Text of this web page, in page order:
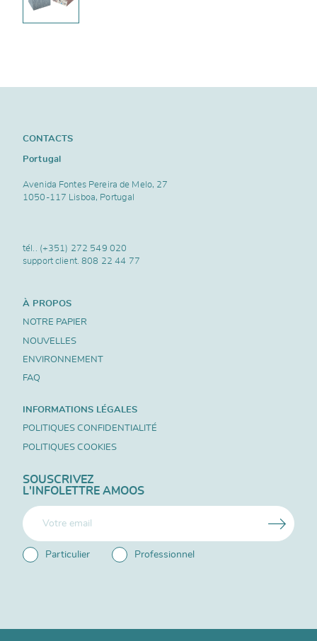
CONTACTS
Portugal
Avenida Fontes Pereira de Melo, 27
1050-117 Lisboa, Portugal
tél.. (+351) 272 549 020
support client.808 22 44 77
À PROPOS
NOTRE PAPIER
NOUVELLES
ENVIRONNEMENT
FAQ
INFORMATIONS LÉGALES
POLITIQUES CONFIDENTIALITÉ
POLITIQUES COOKIES
SOUSCRIVEZ
L'INFOLETTRE AMOOS
Particulier Professionnel